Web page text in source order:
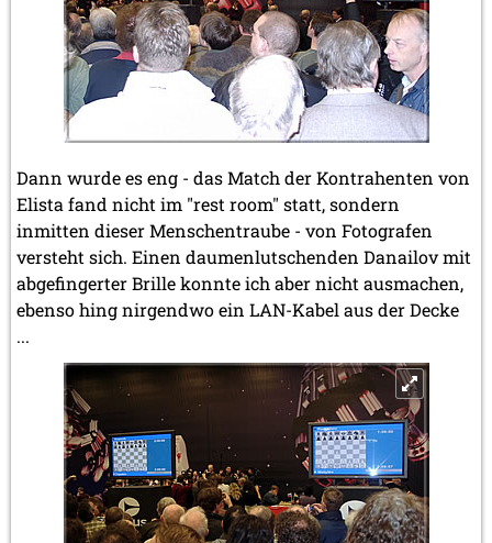
Dann wurde es eng - das Match der Kontrahenten von
Elista fand nicht im "rest room" statt, sondern
inmitten dieser Menschentraube - von Fotografen
versteht sich. Einen daumenlutschenden Danailov mit
abgefingerter Brille konnte ich aber nicht ausmachen,
ebenso hing nirgendwo ein LAN-Kabel aus der Decke
...